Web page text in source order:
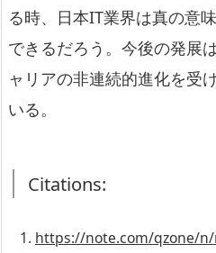
る時、日本IT業界は真の意
できるだろう。今後の発展
ャリアの非連続的進化を受
いる。
Citations:
https://note.com/qzone/n/